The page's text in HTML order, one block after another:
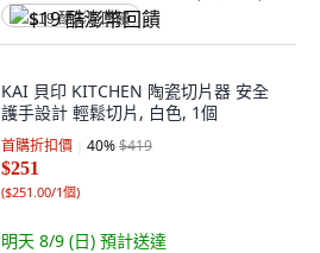
$19 酷澎幣回饋
KAI 貝印 KITCHEN 陶瓷切片器 安全
護手設計 輕鬆切片, 白色, 1個
首購折扣價 40%$419
$251
($251.00/1個)
明天 8/9 (日) 預計送達